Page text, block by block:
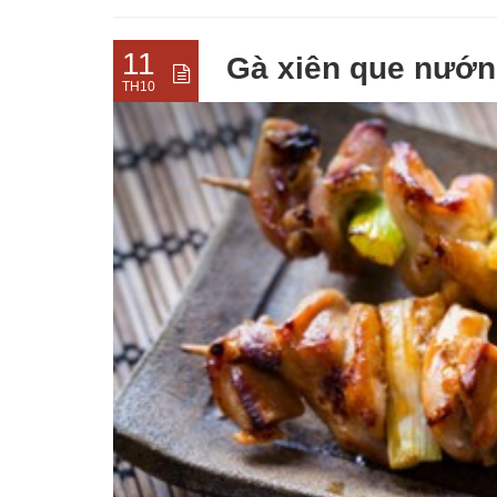
11
TH10
Gà xiên que